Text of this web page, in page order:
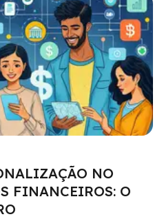
NO
FINANCEIROS: O